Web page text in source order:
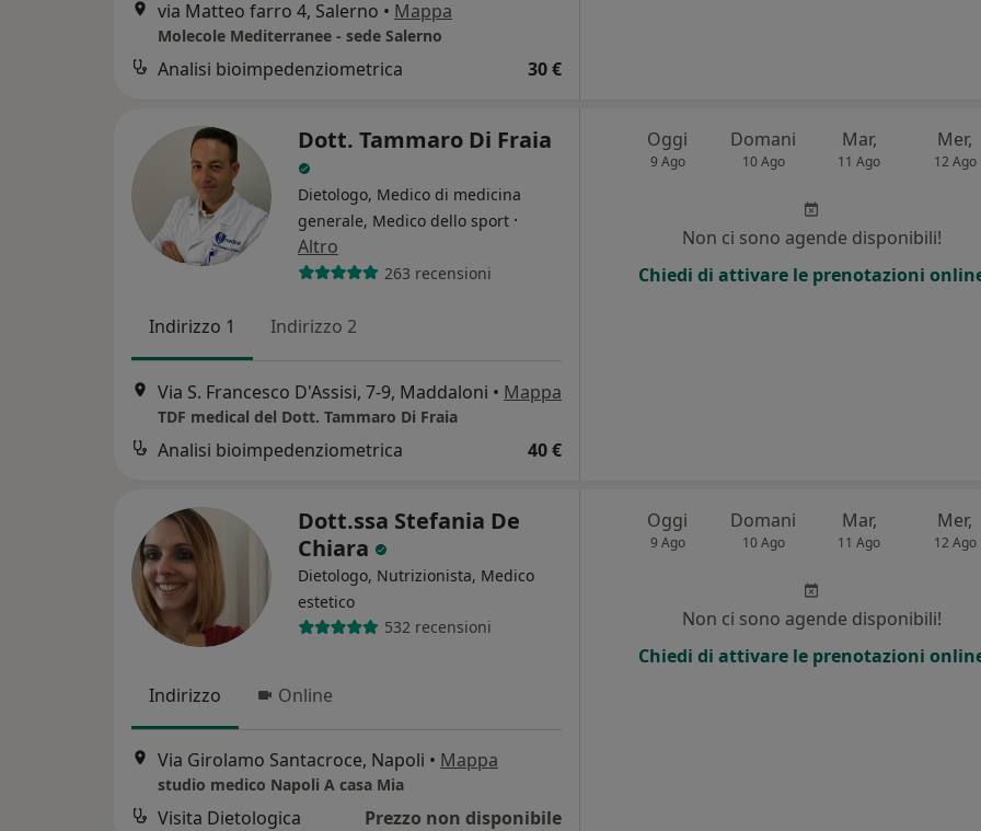
via Matteo farro 4, Salerno • Mappa
Molecole Mediterranee - sede Salerno
Analisi bioimpedenziometrica 30 €
Dott. Tammaro Di Fraia
Dietologo, Medico di medicina
generale, Medico dello sport ·
Altro
263 recensioni
Indirizzo 1 Indirizzo 2
Via S. Francesco D'Assisi, 7-9, Maddaloni • Mappa
TDF medical del Dott. Tammaro Di Fraia
Analisi bioimpedenziometrica 40 €
Oggi
9 Ago
Domani
10 Ago
Mar,
11 Ago
Mer,
12 Ago
Non ci sono agende disponibili!
Chiedi di attivare le prenotazioni
Dott.ssa Stefania De
Chiara
Dietologo, Nutrizionista, Medico
estetico
532 recensioni
Indirizzo Online
Via Girolamo Santacroce, Napoli • Mappa
studio medico Napoli A casa Mia
Visita Dietologica Prezzo non disponibile
Oggi
9 Ago
Domani
10 Ago
Mar,
11 Ago
Mer,
12 Ago
Non ci sono agende disponibili!
Chiedi di attivare le prenotazioni